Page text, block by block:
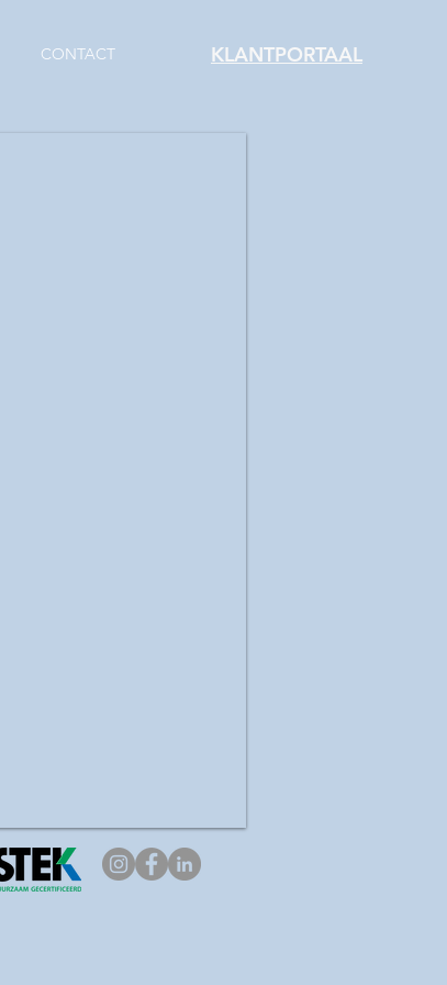
CONTACT KLANTPORTAAL